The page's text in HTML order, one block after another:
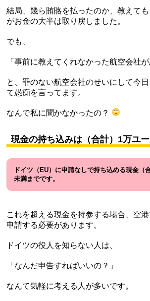
結局、幾ら賄賂を払ったのか、教えて
がお金の大半は取り戻しました。
でも、
「事前に教えてくれなかった航空会社が
と、罪のない航空会社のせいにして今
て愚痴を言ってます。
なんで私に聞かなかったの？
現金の持ち込みは（合計）1万ユー
ドイツ（EU）に申請なしで持ち込める現金（
未満までです。
これを超える現金を持参する場合、空
申請する必要があります。
ドイツの役人を知らない人は、
「なんだ申告すればいいの？」
なんて気軽に考える人が多いです。